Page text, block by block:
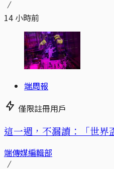
14 小時前
端周報
僅限註冊用戶
這一週，不漏讀：「世界
端傳媒編輯部